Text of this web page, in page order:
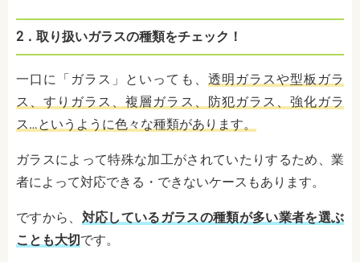
2．取り扱いガラスの種類をチェック！
一口に「ガラス」といっても、 透明ガラスや型板ガラ
ス、すりガラス、複層ガラス、防犯ガラス、強化ガラ
ス…というように色々な種類があります。
ガラスによって特殊な加工がされていたりするため、業
者によって対応できる・できないケースもあります。
ですから、 対応しているガラスの種類が多い業者を選ぶ
ことも大切です。